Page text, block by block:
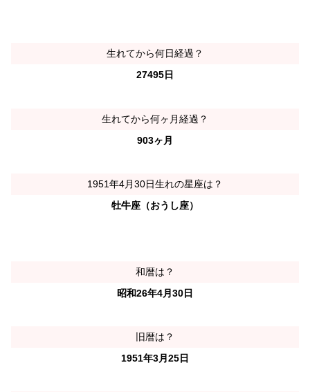
生れてから何日経過？
27495日
生れてから何ヶ月経過？
903ヶ月
1951年4月30日生れの星座は？
牡牛座（おうし座）
和暦は？
昭和26年4月30日
旧暦は？
1951年3月25日